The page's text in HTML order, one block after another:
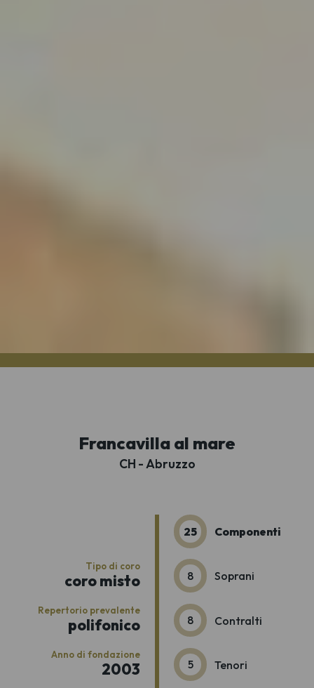
Francavilla al mare
CH - Abruzzo
Tipo di coro
coro misto
Repertorio prevalente
polifonico
Anno di fondazione
2003
25 Componenti
8 Soprani
8 Contralti
5 Tenori